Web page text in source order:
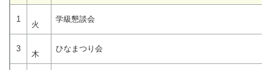
1
火
学級懇談会
3
木
ひなまつり会